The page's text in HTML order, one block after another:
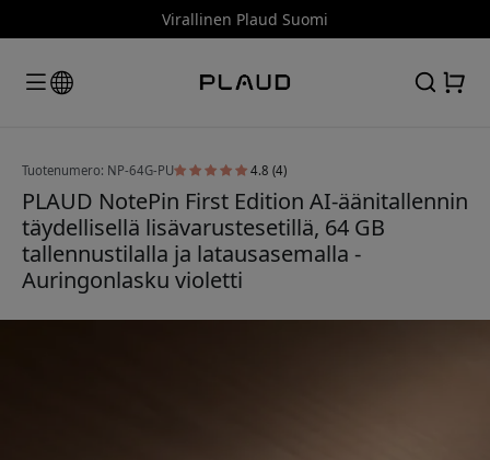
Virallinen Plaud Suomi
Tuotenumero: NP-64G-PU 4.8 (4)
PLAUD NotePin First Edition AI-äänitallennin
täydellisellä lisävarustesetillä, 64 GB
tallennustilalla ja latausasemalla -
Auringonlasku violetti